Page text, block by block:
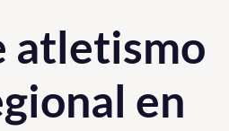
atletismo
en